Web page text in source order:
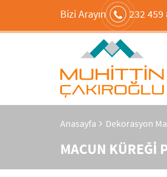
Bizi Arayın 232 459
Anasayfa Dekorasyon
MACUN KÜREĞİ